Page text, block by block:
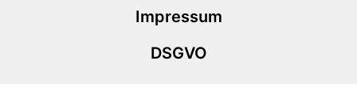
Impressum
DSGVO